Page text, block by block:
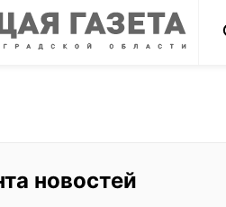
новостей